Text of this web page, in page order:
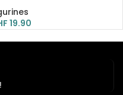
19.90